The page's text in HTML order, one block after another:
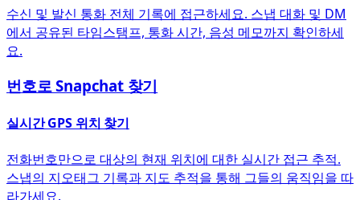
수신 및 발신 통화 전체 기록에 접근하세요. 스냅 대화 및 DM
에서 공유된 타임스탬프, 통화 시간, 음성 메모까지 확인하세
요.
번호로 Snapchat 찾기
실시간 GPS 위치 찾기
전화번호만으로 대상의 현재 위치에 대한 실시간 접근 추적.
스냅의 지오태그 기록과 지도 추적을 통해 그들의 움직임을 따
라가세요.